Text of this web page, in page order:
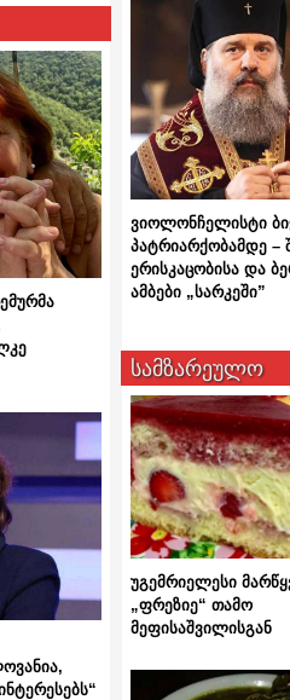
ვიოლონჩელისტი
პატრიარქობამდე –
ერისკაცობისა და
ამბები „სარკეში”
სამზარეულო
უგემრიელესი
„ფრეზიე“ თამო
მეფისაშვილისგან